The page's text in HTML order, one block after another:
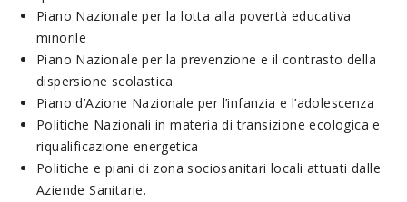
Piano Nazionale per la lotta alla povertà educativa
minorile
Piano Nazionale per la prevenzione e il contrasto della
dispersione scolastica
Piano d’Azione Nazionale per l’infanzia e l’adolescenza
Politiche Nazionali in materia di transizione ecologica e
riqualificazione energetica
Politiche e piani di zona sociosanitari locali attuati dalle
Aziende Sanitarie.